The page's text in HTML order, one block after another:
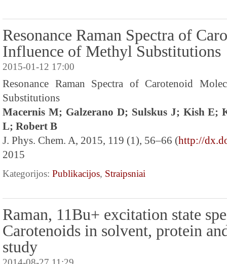
Resonance Raman Spectra of
Influence of Methyl Substitutions
2015-01-12 17:00
Resonance Raman Spectra of Carotenoid
Substitutions
Macernis M; Galzerano D; Sulskus J; Kish E;
L; Robert B
J. Phys. Chem. A, 2015, 119 (1), 56–66 (http://
2015
Kategorijos: Publikacijos, Straipsniai
Raman, 11Bu+ excitation state
Carotenoids in solvent, protein
study